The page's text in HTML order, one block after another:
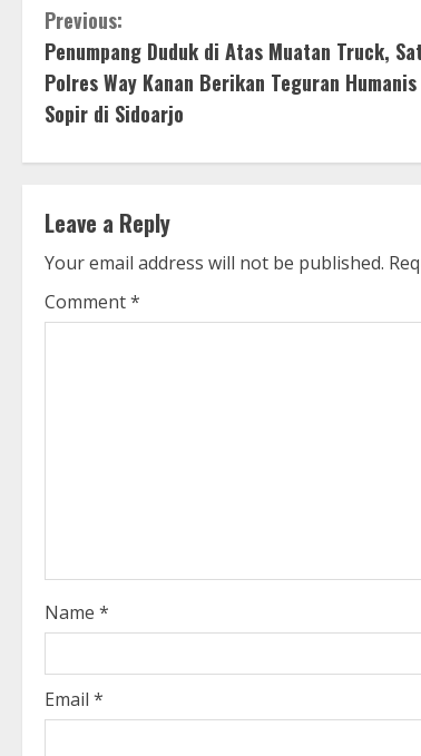
C
o
n
t
i
n
u
i
n
g
Previous:
Penumpang Duduk di Atas Muatan Truck,
Polres Way Kanan Berikan Teguran
Sopir di Sidoarjo
Leave a Reply
Your email address will not be published.
Comment*
Name *
Email *